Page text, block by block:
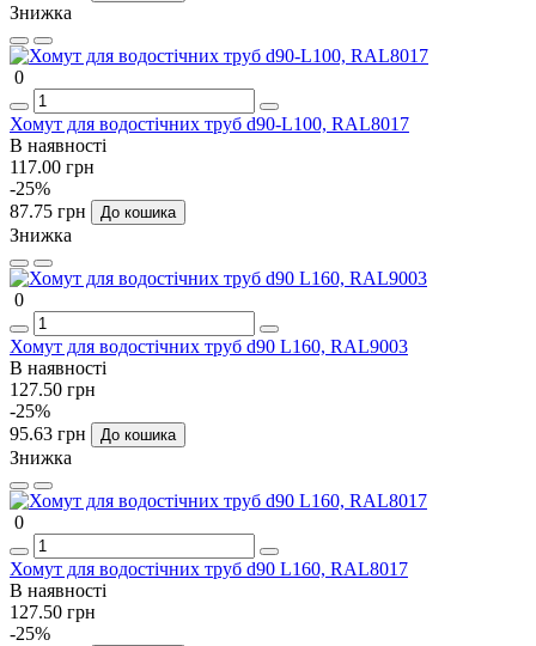
Знижка
0
Хомут для водостічних труб d90-L100, RAL8017
В наявності
117.00 грн
-25%
87.75 грн
До кошика
Знижка
0
Хомут для водостічних труб d90 L160, RAL9003
В наявності
127.50 грн
-25%
95.63 грн
До кошика
Знижка
0
Хомут для водостічних труб d90 L160, RAL8017
В наявності
127.50 грн
-25%